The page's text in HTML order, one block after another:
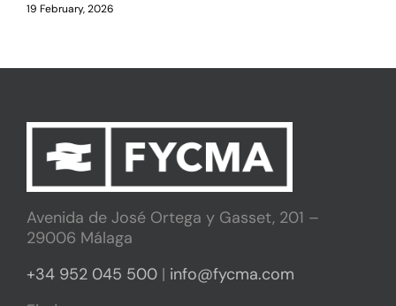
19 February, 2026
Avenida de José Ortega y Gasset, 201 –
29006 Málaga
+34 952 045 500 | info@fycma.com